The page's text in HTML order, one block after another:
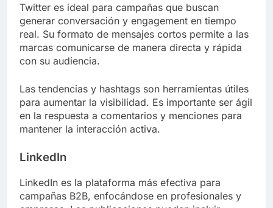
Twitter es ideal para campañas que buscan
generar conversación y engagement en tiempo
real. Su formato de mensajes cortos permite a las
marcas comunicarse de manera directa y rápida
con su audiencia.
Las tendencias y hashtags son herramientas útiles
para aumentar la visibilidad. Es importante ser ágil
en la respuesta a comentarios y menciones para
mantener la interacción activa.
LinkedIn
LinkedIn es la plataforma más efectiva para
campañas B2B, enfocándose en profesionales y